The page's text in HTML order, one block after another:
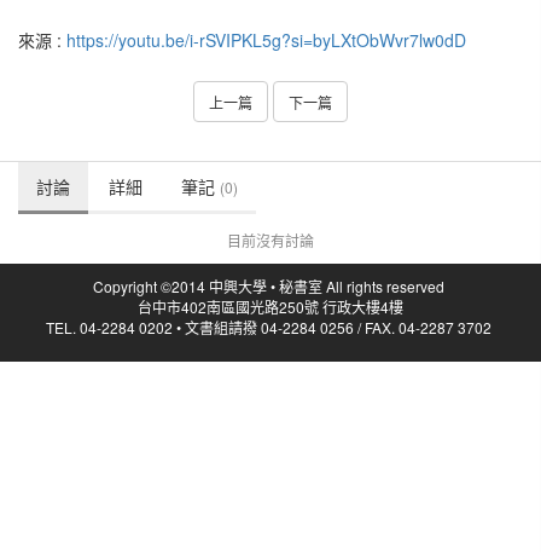
來源 : https://youtu.be/i-rSVIPKL5g?si=byLXtObWvr7lw0dD
上一篇 下一篇
討論 詳細 筆記 (0)
目前沒有討論
Copyright ©2014 中興大學 • 秘書室 All rights reserved
台中市402南區國光路250號 行政大樓4樓
TEL. 04-2284 0202 • 文書組請撥 04-2284 0256 / FAX. 04-2287 3702